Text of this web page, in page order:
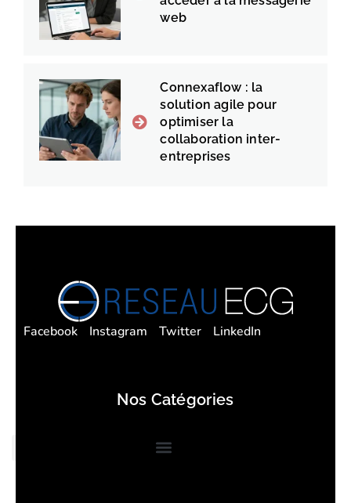
web
Connexaflow : la
solution agile pour
optimiser la
collaboration inter-
entreprises
Facebook Instagram Twitter LinkedIn
Nos Catégories